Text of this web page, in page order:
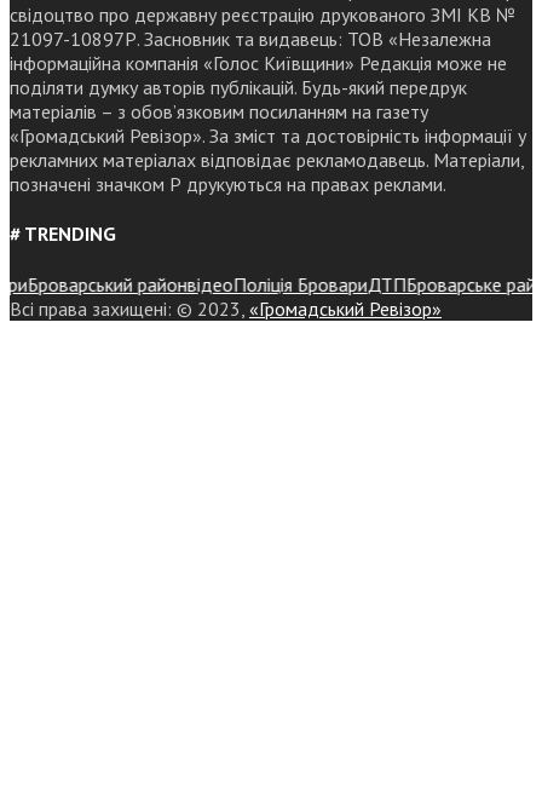
свідоцтво про державну реєстрацію друкованого ЗМІ КВ №
21097-10897Р. Засновник та видавець: ТОВ «Незалежна
інформаційна компанія «Голос Київщини» Редакція може не
поділяти думку авторів публікацій. Будь-який передрук
матеріалів – з обов’язковим посиланням на газету
«Громадський Ревізор». За зміст та достовірність інформації у
рекламних матеріалах відповідає рекламодавець. Матеріали,
позначені значком Р друкуються на правах реклами.
# TRENDING
районвідеоПоліція БровариДТПБроварське районне
Всі права захищені: © 2023, «Громадський Ревізор»